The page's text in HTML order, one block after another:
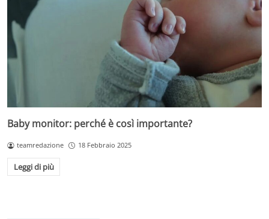
Baby monitor: perché è così importante?
teamredazione 18 Febbraio 2025
Leggi di più